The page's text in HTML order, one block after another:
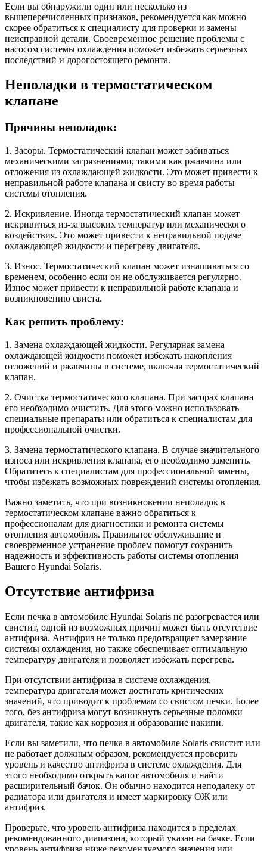
Если вы обнаружили один или несколько из
вышеперечисленных признаков, рекомендуется как можно
скорее обратиться к специалисту для проверки и замены
неисправной детали. Своевременное решение проблемы с
насосом системы охлаждения поможет избежать серьезных
последствий и дорогостоящего ремонта.
Неполадки в термостатическом
клапане
Причины неполадок:
1. Засоры. Термостатический клапан может забиваться
механическими загрязнениями, такими как ржавчина или
отложения из охлаждающей жидкости. Это может привести к
неправильной работе клапана и свисту во время работы
системы отопления.
2. Искривление. Иногда термостатический клапан может
искривиться из-за высоких температур или механического
воздействия. Это может привести к неправильной подаче
охлаждающей жидкости и перегреву двигателя.
3. Износ. Термостатический клапан может изнашиваться со
временем, особенно если он не обслуживается регулярно.
Износ может привести к неправильной работе клапана и
возникновению свиста.
Как решить проблему:
1. Замена охлаждающей жидкости. Регулярная замена
охлаждающей жидкости поможет избежать накопления
отложений и ржавчины в системе, включая термостатический
клапан.
2. Очистка термостатического клапана. При засорах клапана
его необходимо очистить. Для этого можно использовать
специальные препараты или обратиться к специалистам для
профессиональной очистки.
3. Замена термостатического клапана. В случае значительного
износа или искривления клапана, его необходимо заменить.
Обратитесь к специалистам для профессиональной замены,
чтобы избежать возможных повреждений системы отопления.
Важно заметить, что при возникновении неполадок в
термостатическом клапане важно обратиться к
профессионалам для диагностики и ремонта системы
отопления автомобиля. Правильное обслуживание и
своевременное устранение проблем помогут сохранить
надежность и эффективность работы системы отопления
Вашего Hyundai Solaris.
Отсутствие антифриза
Если печка в автомобиле Hyundai Solaris не разогревается или
свистит, одной из возможных причин может быть отсутствие
антифриза. Антифриз не только предотвращает замерзание
системы охлаждения, но также обеспечивает оптимальную
температуру двигателя и позволяет избежать перегрева.
При отсутствии антифриза в системе охлаждения,
температура двигателя может достигать критических
значений, что приводит к проблемам со свистом печки. Более
того, без антифриза могут возникнуть серьезные поломки
двигателя, такие как коррозия и образование накипи.
Если вы заметили, что печка в автомобиле Solaris свистит или
не работает должным образом, рекомендуется проверить
уровень и качество антифриза в системе охлаждения. Для
этого необходимо открыть капот автомобиля и найти
расширительный бачок. Он обычно находится неподалеку от
радиатора или двигателя и имеет маркировку ОЖ или
антифриз.
Проверьте, что уровень антифриза находится в пределах
рекомендованного диапазона, который указан на бачке. Если